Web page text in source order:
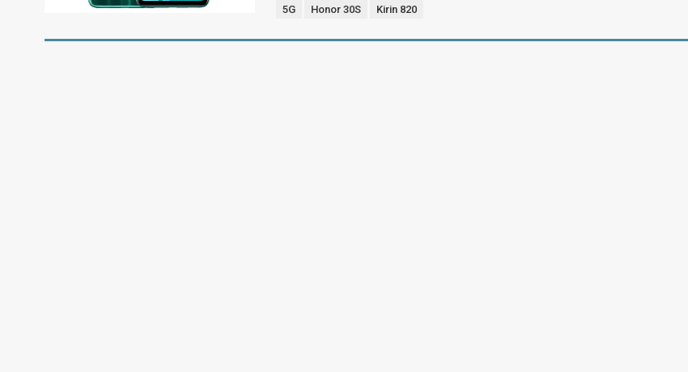
5G Honor 30S Kirin 820